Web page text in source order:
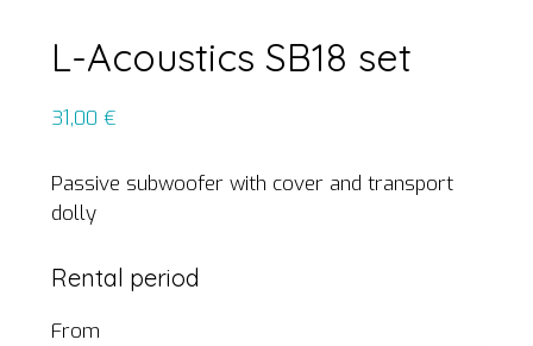
L-Acoustics SB18 set
31,00 €
Passive subwoofer with cover and transport
dolly
Rental period
From